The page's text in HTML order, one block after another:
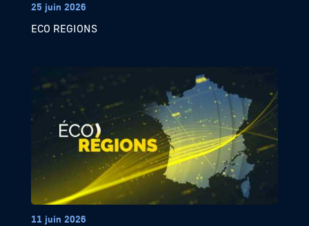
25 juin 2026
ECO REGIONS
11 juin 2026